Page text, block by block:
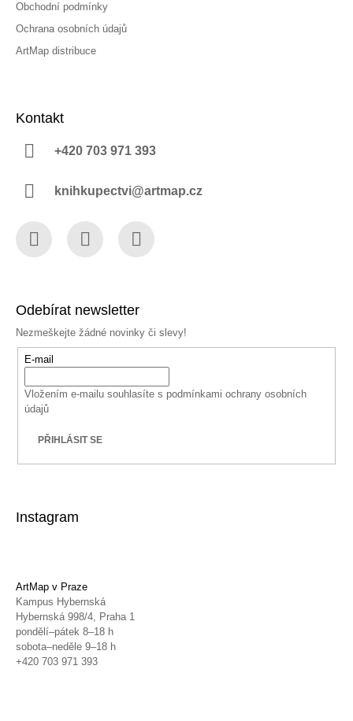
Obchodní podmínky
Ochrana osobních údajů
ArtMap distribuce
Kontakt
+420 703 971 393
knihkupectvi@artmap.cz
Odebírat newsletter
Nezmeškejte žádné novinky či slevy!
E-mail
Vložením e-mailu souhlasíte s podmínkami ochrany osobních
údajů
PŘIHLÁSIT SE
Instagram
ArtMap v Praze
Kampus Hybernská
Hybernská 998/4, Praha 1
pondělí–pátek 8–18 h
sobota–neděle 9–18 h
+420 703 971 393